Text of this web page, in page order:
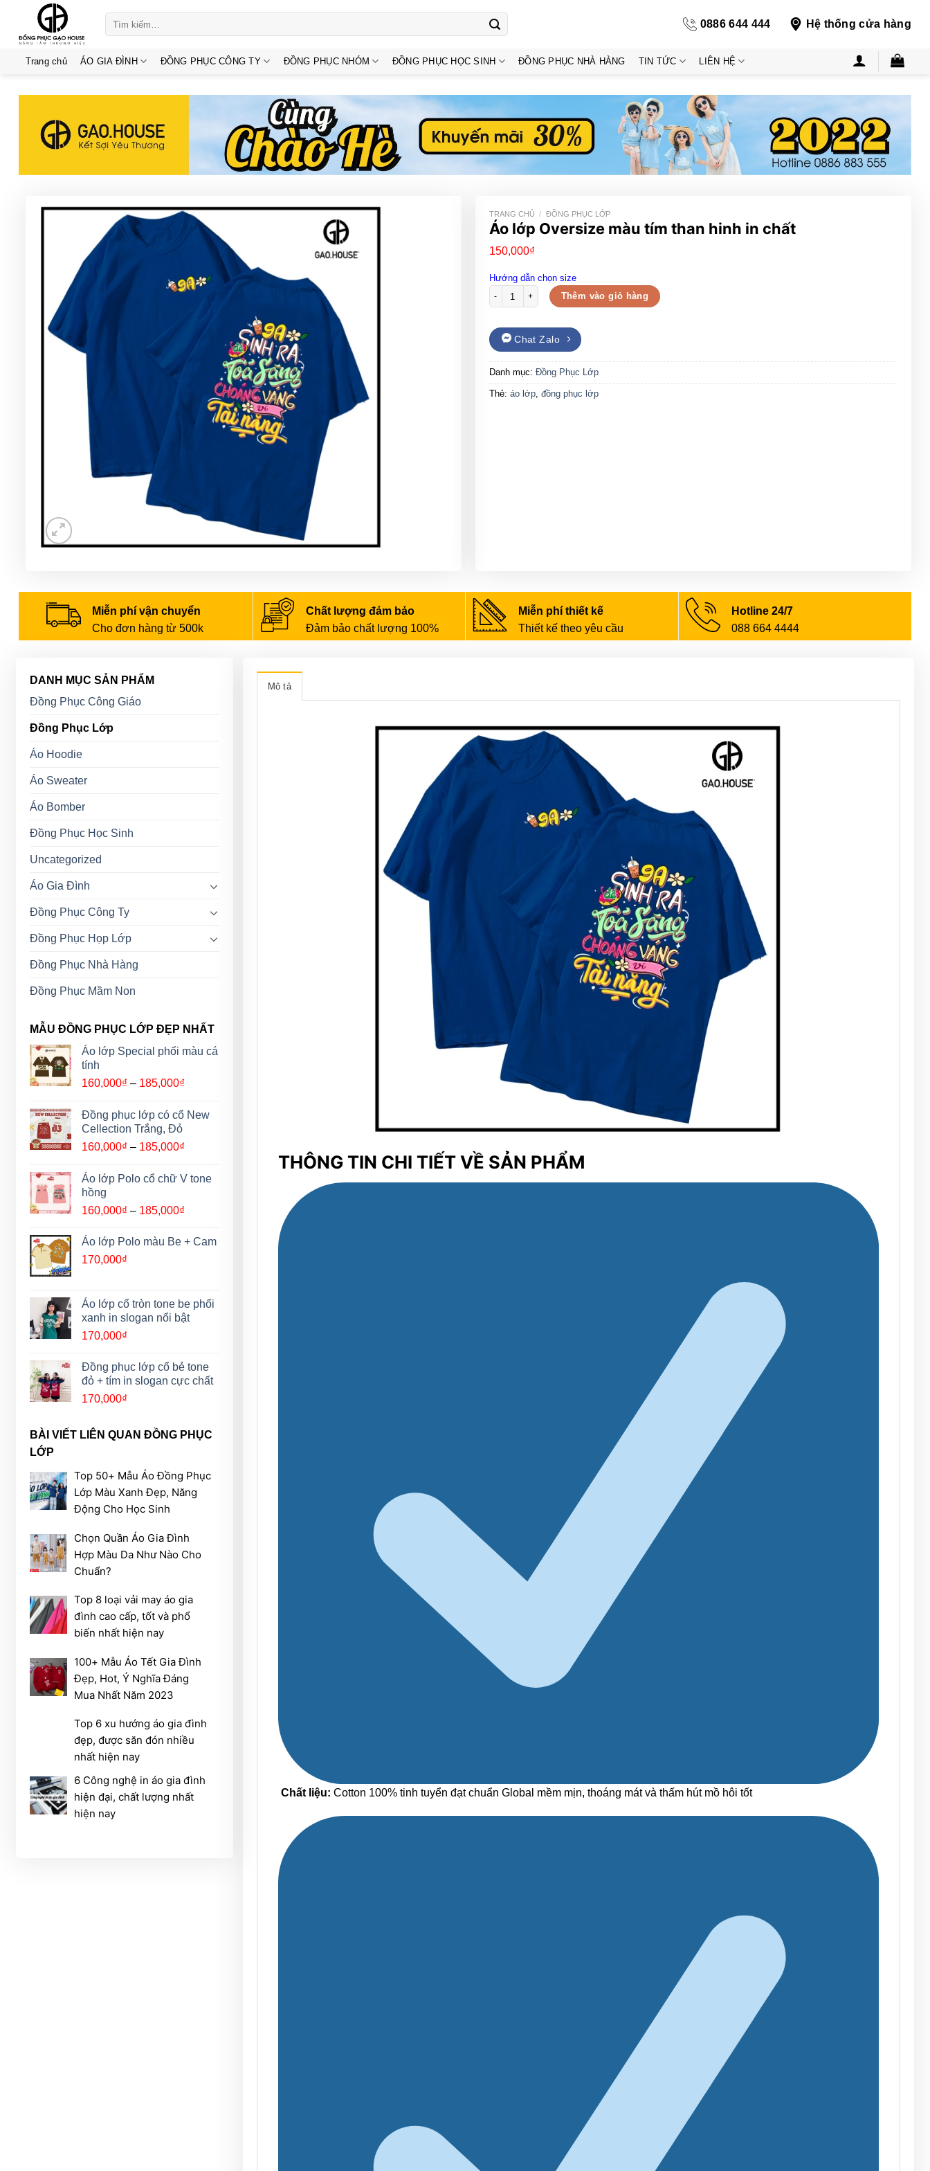
content
0886 644 444 Hệ thống cửa hàng
Trang chủ ÁO GIA ĐÌNH ĐỒNG PHỤC CÔNG TY ĐỒNG PHỤC NHÓM ĐỒNG PHỤC HỌC SINH ĐỒNG PHỤC NHÀ HÀNG TIN TỨC LIÊN HỆ
TRANG CHỦ / ĐỒNG PHỤC LỚP
Áo lớp Oversize màu tím than hinh in chất
150,000₫
Hướng dẫn chọn size
Áo lớp Oversize màu tím than hinh in chất số lượng
Thêm vào giỏ hàng
Chat Zalo
Danh mục: Đồng Phục Lớp
Thẻ: áo lớp, đồng phục lớp
Miễn phí vận chuyển
Cho đơn hàng từ 500k
Chất lượng đảm bảo
Đảm bảo chất lượng 100%
Miễn phí thiết kế
Thiết kế theo yêu cầu
Hotline 24/7
088 664 4444
DANH MỤC SẢN PHẨM
Đồng Phục Công Giáo
Đồng Phục Lớp
Áo Hoodie
Áo Sweater
Áo Bomber
Đồng Phục Học Sinh
Uncategorized
Áo Gia Đình
Đồng Phục Công Ty
Đồng Phục Họp Lớp
Đồng Phục Nhà Hàng
Đồng Phục Mầm Non
MẪU ĐỒNG PHỤC LỚP ĐẸP NHẤT
Áo lớp Special phối màu cá
tính
160,000₫ – 185,000₫Khoảng
từ
đến
Đồng phục lớp có cổ New
Cellection Trắng, Đỏ
160,000₫ – 185,000₫Khoảng
từ
đến
Áo lớp Polo cổ chữ V tone
hồng
160,000₫ – 185,000₫Khoảng
từ
Áo lớp Polo màu Be + Cam
170,000₫
Áo lớp cổ tròn tone be phối
xanh in slogan nổi bật
170,000₫
Đồng phục lớp cổ bẻ tone
đỏ + tím in slogan cực chất
170,000₫
BÀI VIẾT LIÊN QUAN ĐỒNG PHỤC
LỚP
Top 50+ Mẫu Áo Đồng Phục
Lớp Màu Xanh Đẹp, Năng
Động Cho Học Sinh
Chọn Quần Áo Gia Đình
Hợp Màu Da Như Nào Cho
Chuẩn?
Top 8 loại vải may áo gia
đình cao cấp, tốt và phổ
biến nhất hiện nay
100+ Mẫu Áo Tết Gia Đình
Đẹp, Hot, Ý Nghĩa Đáng
Mua Nhất Năm 2023
Top 6 xu hướng áo gia đình
đẹp, được săn đón nhiều
nhất hiện nay
6 Công nghệ in áo gia đình
hiện đại, chất lượng nhất
hiện nay
Mô tả
THÔNG TIN CHI TIẾT VỀ SẢN PHẨM
Chất liệu: Cotton 100% tinh tuyển đạt chuẩn Global mềm mịn, thoáng mát và thấm hút mồ hôi tốt